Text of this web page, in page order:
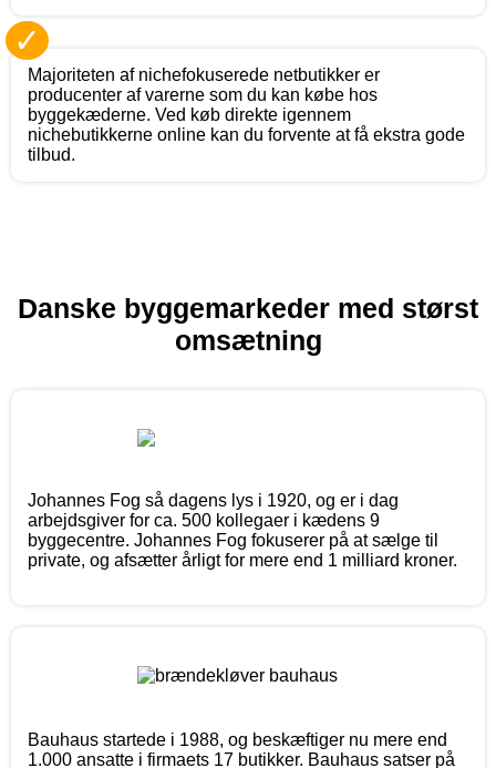
✓
Majoriteten af nichefokuserede netbutikker er
producenter af varerne som du kan købe hos
byggekæderne. Ved køb direkte igennem
nichebutikkerne online kan du forvente at få ekstra gode
tilbud.
Danske byggemarkeder med størst
omsætning
Johannes Fog så dagens lys i 1920, og er i dag
arbejdsgiver for ca. 500 kollegaer i kædens 9
byggecentre. Johannes Fog fokuserer på at sælge til
private, og afsætter årligt for mere end 1 milliard kroner.
Bauhaus startede i 1988, og beskæftiger nu mere end
1.000 ansatte i firmaets 17 butikker. Bauhaus satser på